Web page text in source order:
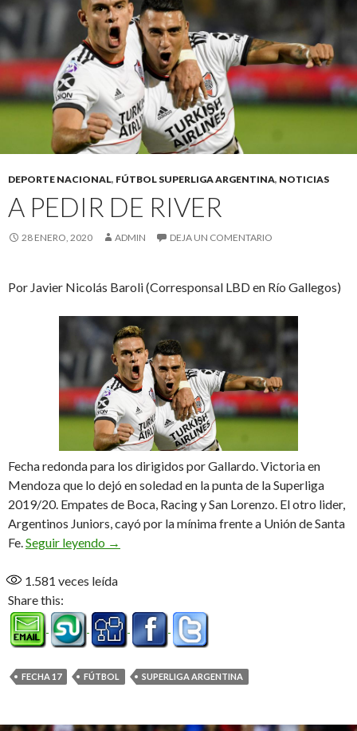
DEPORTE NACIONAL, FÚTBOL SUPERLIGA ARGENTINA, NOTICIAS
A PEDIR DE RIVER
28 ENERO, 2020 ADMIN DEJA UN COMENTARIO
Por Javier Nicolás Baroli (Corresponsal LBD en Río Gallegos)
Fecha redonda para los dirigidos por Gallardo. Victoria en
Mendoza que lo dejó en soledad en la punta de la Superliga
2019/20. Empates de Boca, Racing y San Lorenzo. El otro lider,
Argentinos Juniors, cayó por la mínima frente a Unión de Santa
Fe.Seguir leyendo A pedir de River
→
1.581 veces leída
Share this:
FECHA 17 FÚTBOL SUPERLIGA ARGENTINA